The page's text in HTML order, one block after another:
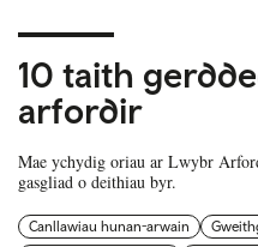
10 taith
arfordir
Mae ychydig oriau ar Lwybr
gasgliad o deithiau byr.
Canllawiau hunan-arwain